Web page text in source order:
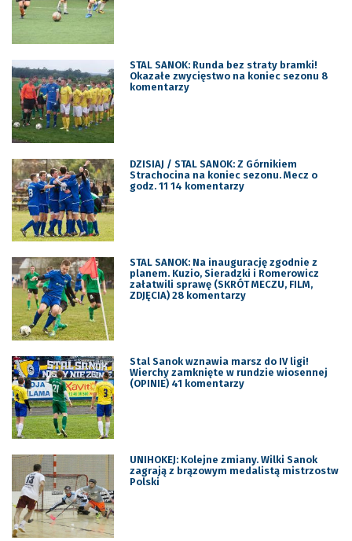
STAL SANOK: Runda bez straty bramki!
Okazałe zwycięstwo na koniec sezonu 8
komentarzy
DZISIAJ / STAL SANOK: Z Górnikiem
Strachocina na koniec sezonu. Mecz o
godz. 11 14 komentarzy
STAL SANOK: Na inaugurację zgodnie z
planem. Kuzio, Sieradzki i Romerowicz
załatwili sprawę (SKRÓT MECZU, FILM,
ZDJĘCIA) 28 komentarzy
Stal Sanok wznawia marsz do IV ligi!
Wierchy zamknięte w rundzie wiosennej
(OPINIE) 41 komentarzy
UNIHOKEJ: Kolejne zmiany. Wilki Sanok
zagrają z brązowym medalistą mistrzostw
Polski